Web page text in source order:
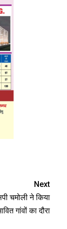
Next
चमोली ने किया
गांवों का दौरा